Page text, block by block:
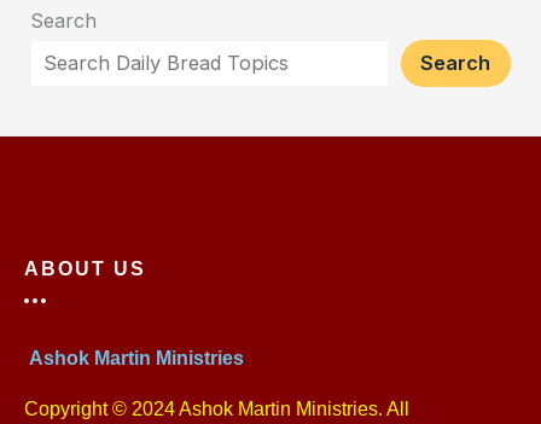
Search
Search
ABOUT US
Ashok Martin Ministries
Copyright © 2024 Ashok Martin Ministries. All